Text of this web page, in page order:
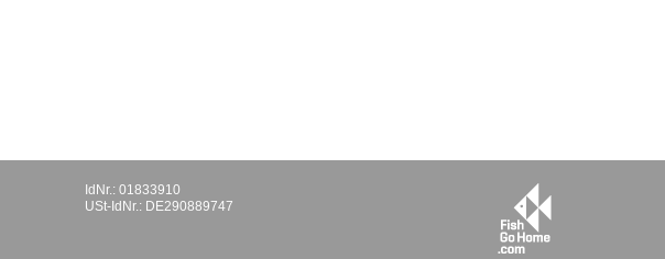
IdNr.: 01833910
USt-IdNr.: DE290889747